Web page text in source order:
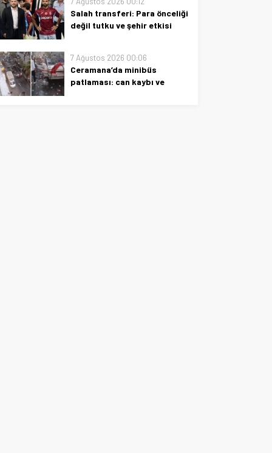
olayın perde arkası, güvenlik
incelemeleri ve halkın tepkileri
özetleniyor.
Salah transferi: Para önceliği
değil tutku ve şehir etkisi
etkisi ve para önceliği yok;
kariyerinin odak noktası,
dinamikler
7 Ağustos 2026 00:06
Ceramana’da minibüs
patlaması: can kaybı ve